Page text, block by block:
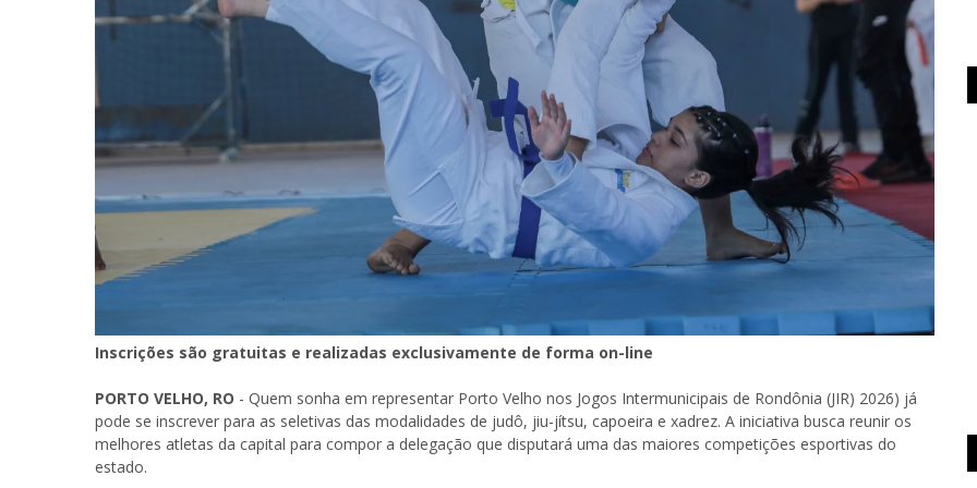
Inscrições são gratuitas e realizadas exclusivamente de forma on-line
PORTO VELHO, RO - Quem sonha em representar Porto Velho nos Jogos Intermunicipais de Rondônia (JIR) 2026) já
pode se inscrever para as seletivas das modalidades de judô, jiu-jítsu, capoeira e xadrez. A iniciativa busca reunir os
melhores atletas da capital para compor a delegação que disputará uma das maiores competições esportivas do
estado.